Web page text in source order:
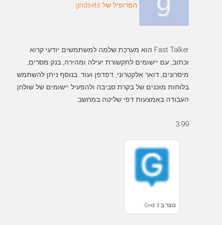
הירשם לאתר
הפרופיל של gridsets
Fast Talker הוא מערכת שלמה למשתמשים יודעי קרוא
וכתוב, עם יישומים לתקשורת יעילה ומהירה, בנק מסרים,
מיסרונים, דואר אלקטרוני, דפדפן ועוד. בנוסף ניתן להשתמש
בלוחות מוכנים של בקרת סביבה ולהפעיל יישומים של שולחן
3.99
נוצר ב Grid 3